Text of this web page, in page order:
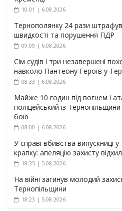
10:01 | 6.08.2026
Тернополянку 24 рази
швидкості та порушення ПДР
09:09 | 6.08.2026
Сім судів і три незавершені
навколо Пантеону Героїв у
08:33 | 6.08.2026
Майже 10 годин під вогнем і
поліцейський із
бою
08:00 | 6.08.2026
У справі вбивства випускниці
крапку: апеляцію захисту
18:35 | 5.08.2026
На війні загинув молодий
Тернопільщини
18:23 | 5.08.2026